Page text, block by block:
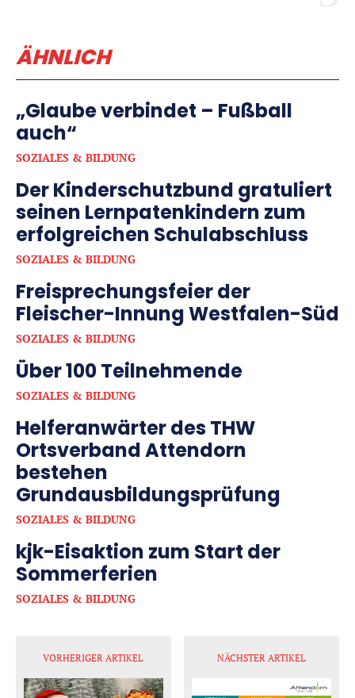
ÄHNLICH
„Glaube verbindet – Fußball
auch“
SOZIALES & BILDUNG
Der Kinderschutzbund gratuliert
seinen Lernpatenkindern zum
erfolgreichen Schulabschluss
SOZIALES & BILDUNG
Freisprechungsfeier der
Fleischer-Innung Westfalen-Süd
SOZIALES & BILDUNG
Über 100 Teilnehmende
SOZIALES & BILDUNG
Helferanwärter des THW
Ortsverband Attendorn
bestehen
Grundausbildungsprüfung
SOZIALES & BILDUNG
kjk-Eisaktion zum Start der
Sommerferien
SOZIALES & BILDUNG
VORHERIGER ARTIKEL NÄCHSTER ARTIKEL